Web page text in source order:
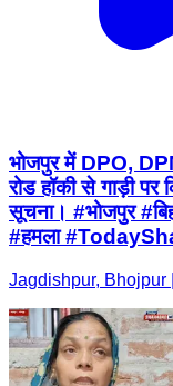
भोजपुर में DPO,
रोड हॉकी से गाड़ी पर
सूचना। #भोजपुर
#हमला
Jagdishpur, Bhojpur